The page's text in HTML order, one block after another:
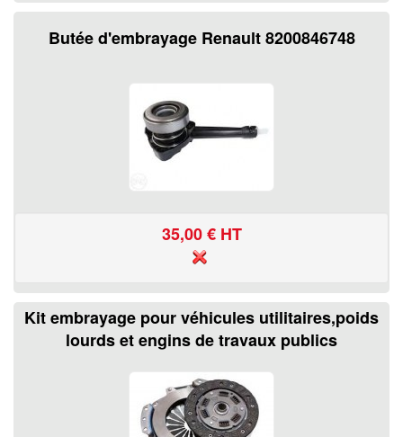
Butée d'embrayage Renault 8200846748
35,00€ HT
Kit embrayage pour véhicules utilitaires,poids
lourds et engins de travaux publics